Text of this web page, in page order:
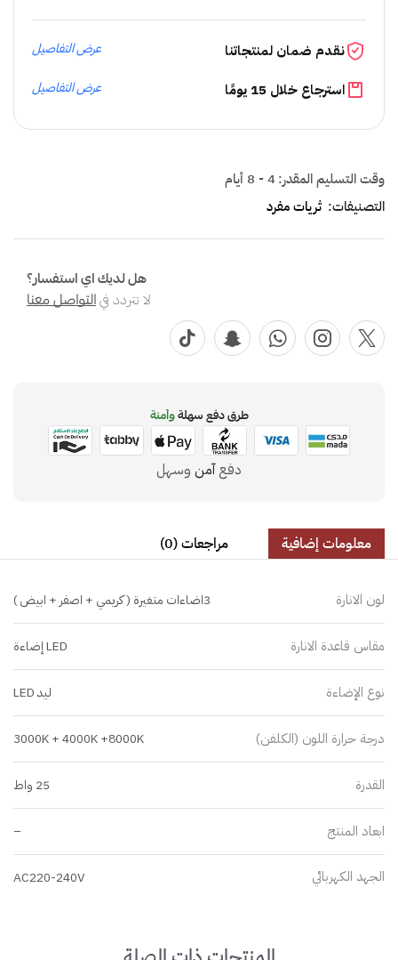
نقدم ضمان لمنتجاتنا عرض التفاصيل
استرجاع خلال 15 يومًا عرض التفاصيل
وقت التسليم المقدر:4 - 8 أيام
التصنيفات: ثريات مفرد
هل لديك اي استفسار؟
لا تتردد فيالتواصل معنا
طرق دفع سهلةوآمنة
دفعآمن وسهل
معلومات إضافية مراجعات (0)
لون الانارة 3اضاءات متغيرة ( كريمي + اصفر + ابيض )
مقاس قاعدة الانارة LED إضاءة
نوع الإضاءة ليد LED
درجة حرارة اللون (الكلفن) 3000K + 4000K +8000K
القدرة 25 واط
ابعاد المنتج –
الجهد الكهربائي AC220-240V